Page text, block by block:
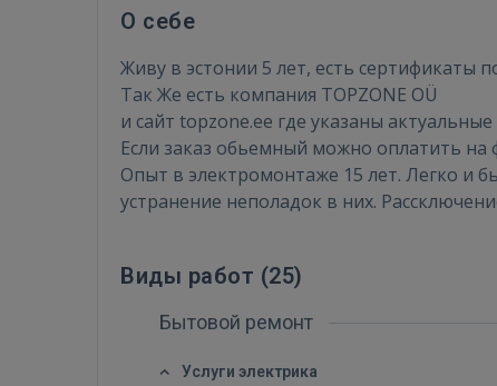
О себе
Живу в эстонии 5 лет, есть сертификаты
Так Же есть компания TOPZONE OÜ
и сайт topzone.ee где указаны
Если заказ обьемный можно оплатить на
Опыт в электромонтаже 15 лет. Легко и
устранение неполадок в них.
Виды работ (25)
Бытовой ремонт
Услуги электрика